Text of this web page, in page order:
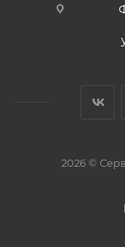
2026 ©